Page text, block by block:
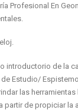
Profesional En
introductorio de la
Estudio/
las
partir de propiciar la